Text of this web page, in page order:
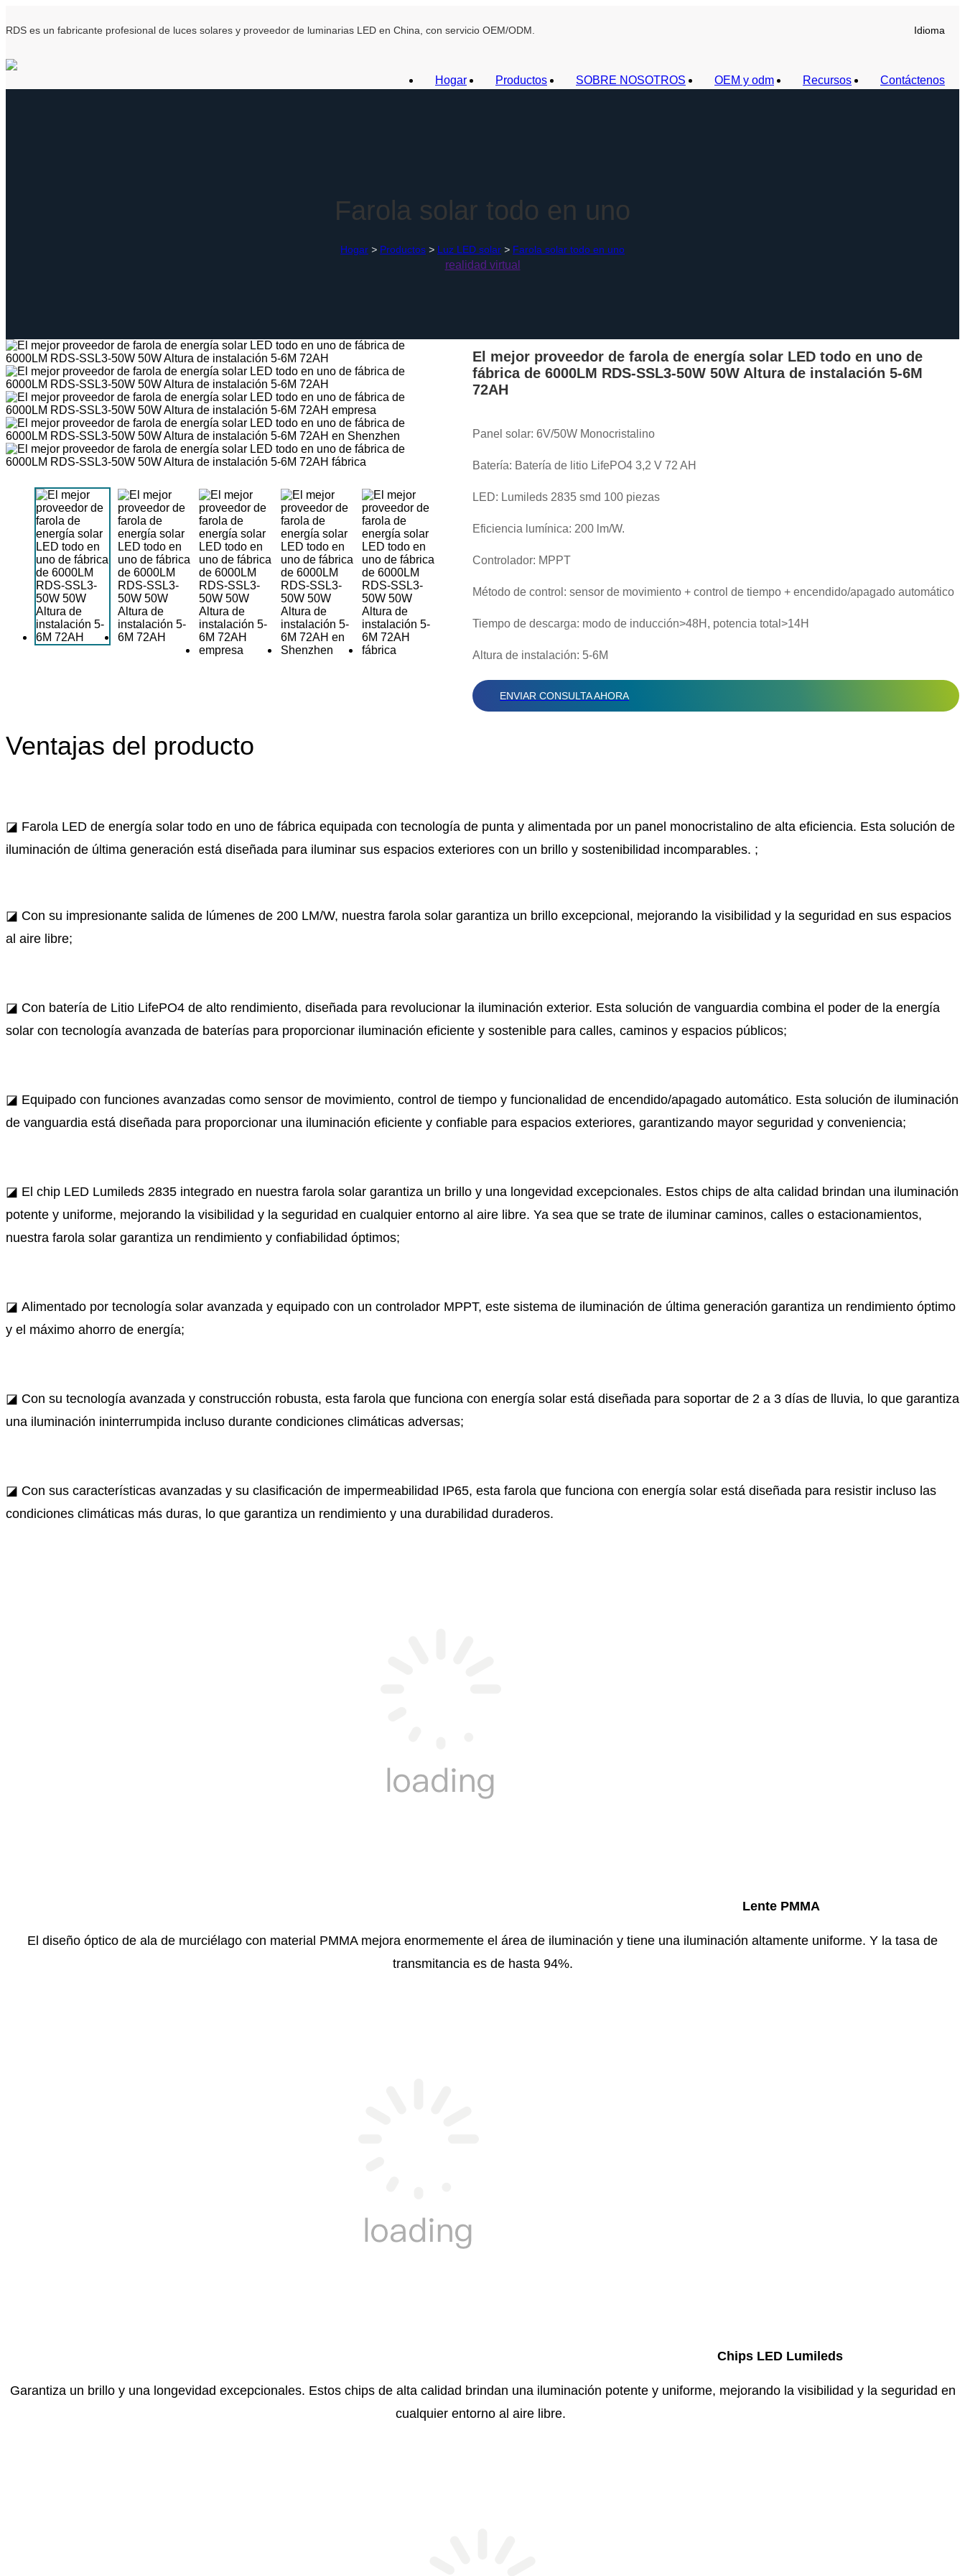
RDS es un fabricante profesional de luces solares y proveedor de luminarias LED en China, con servicio OEM/ODM. Idioma
Hogar Productos SOBRE NOSOTROS OEM y odm Recursos Contáctenos
Farola solar todo en uno
Hogar > Productos > Luz LED solar > Farola solar todo en uno
realidad virtual
El mejor proveedor de farola de energía solar LED todo en uno de
fábrica de 6000LM RDS-SSL3-50W 50W Altura de instalación 5-6M
72AH
Panel solar: 6V/50W Monocristalino
Batería: Batería de litio LifePO4 3,2 V 72 AH
LED: Lumileds 2835 smd 100 piezas
Eficiencia lumínica: 200 lm/W.
Controlador: MPPT
Método de control: sensor de movimiento + control de tiempo + encendido/apagado automático
Tiempo de descarga: modo de inducción>48H, potencia total>14H
Altura de instalación: 5-6M
ENVIAR CONSULTA AHORA
Ventajas del producto
◪ Farola LED de energía solar todo en uno de fábrica equipada con tecnología de punta y alimentada por un panel monocristalino de alta eficiencia. Esta solución de
iluminación de última generación está diseñada para iluminar sus espacios exteriores con un brillo y sostenibilidad incomparables. ;
◪ Con su impresionante salida de lúmenes de 200 LM/W, nuestra farola solar garantiza un brillo excepcional, mejorando la visibilidad y la seguridad en sus espacios
al aire libre;
◪ Con batería de Litio LifePO4 de alto rendimiento, diseñada para revolucionar la iluminación exterior. Esta solución de vanguardia combina el poder de la energía
solar con tecnología avanzada de baterías para proporcionar iluminación eficiente y sostenible para calles, caminos y espacios públicos;
◪ Equipado con funciones avanzadas como sensor de movimiento, control de tiempo y funcionalidad de encendido/apagado automático. Esta solución de iluminación
de vanguardia está diseñada para proporcionar una iluminación eficiente y confiable para espacios exteriores, garantizando mayor seguridad y conveniencia;
◪ El chip LED Lumileds 2835 integrado en nuestra farola solar garantiza un brillo y una longevidad excepcionales. Estos chips de alta calidad brindan una iluminación
potente y uniforme, mejorando la visibilidad y la seguridad en cualquier entorno al aire libre. Ya sea que se trate de iluminar caminos, calles o estacionamientos,
nuestra farola solar garantiza un rendimiento y confiabilidad óptimos;
◪ Alimentado por tecnología solar avanzada y equipado con un controlador MPPT, este sistema de iluminación de última generación garantiza un rendimiento óptimo
y el máximo ahorro de energía;
◪ Con su tecnología avanzada y construcción robusta, esta farola que funciona con energía solar está diseñada para soportar de 2 a 3 días de lluvia, lo que garantiza
una iluminación ininterrumpida incluso durante condiciones climáticas adversas;
◪ Con sus características avanzadas y su clasificación de impermeabilidad IP65, esta farola que funciona con energía solar está diseñada para resistir incluso las
condiciones climáticas más duras, lo que garantiza un rendimiento y una durabilidad duraderos.
Lente PMMA
El diseño óptico de ala de murciélago con material PMMA mejora enormemente el área de iluminación y tiene una iluminación altamente uniforme. Y la tasa de
transmitancia es de hasta 94%.
Chips LED Lumileds
Garantiza un brillo y una longevidad excepcionales. Estos chips de alta calidad brindan una iluminación potente y uniforme, mejorando la visibilidad y la seguridad en
cualquier entorno al aire libre.